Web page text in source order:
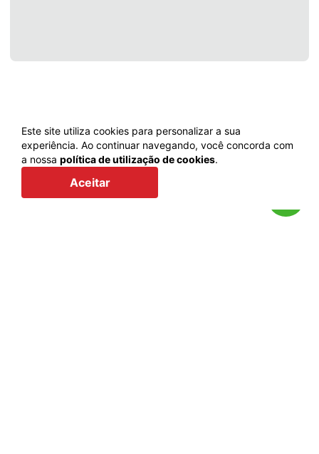
Este site utiliza cookies para personalizar a sua
experiência. Ao continuar navegando, você concorda com
a nossa política de utilização de cookies.
Aceitar